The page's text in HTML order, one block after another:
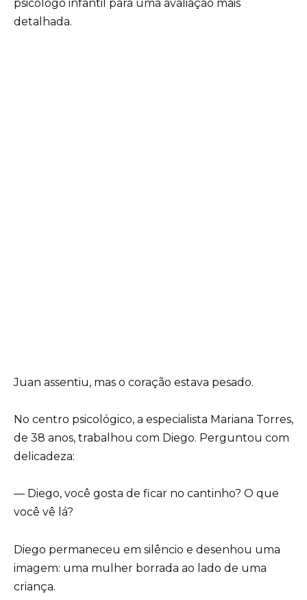
psicólogo infantil para uma avaliação mais
detalhada.
Juan assentiu, mas o coração estava pesado.
No centro psicológico, a especialista Mariana Torres,
de 38 anos, trabalhou com Diego. Perguntou com
delicadeza:
— Diego, você gosta de ficar no cantinho? O que
você vê lá?
Diego permaneceu em silêncio e desenhou uma
imagem: uma mulher borrada ao lado de uma
criança.